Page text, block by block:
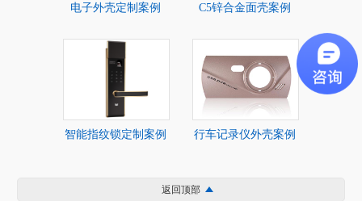
电子外壳定制案例 C5锌合金面壳案例
智能指纹锁定制案例 行车记录仪外壳案例
返回顶部